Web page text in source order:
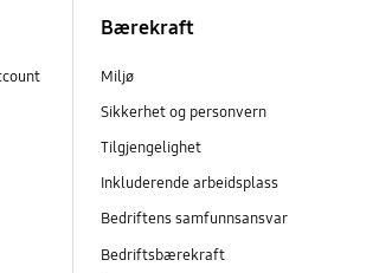
Bærekraft
Miljø
Sikkerhet og personvern
Tilgjengelighet
Inkluderende arbeidsplass
Bedriftens samfunnsansvar
Bedriftsbærekraft